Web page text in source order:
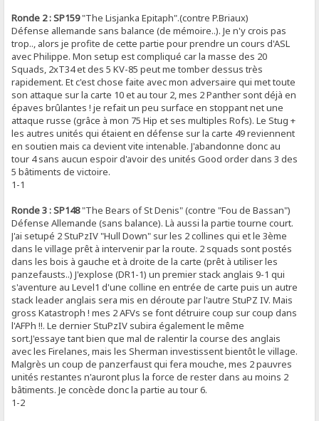
Ronde 2 : SP159"The Lisjanka Epitaph".(contre P.Briaux)
Défense allemande sans balance (de mémoire..). Je n'y crois pas
trop.., alors je profite de cette partie pour prendre un cours d'ASL
avec Philippe. Mon setup est compliqué car la masse des 20
Squads, 2xT34 et des 5 KV-85 peut me tomber dessus très
rapidement. Et c'est chose faite avec mon adversaire qui met toute
son attaque sur la carte 10 et au tour 2, mes 2 Panther sont déjà en
épaves brûlantes ! je refait un peu surface en stoppant net une
attaque russe (grâce à mon 75 Hip et ses multiples Rofs). Le Stug +
les autres unités qui étaient en défense sur la carte 49 reviennent
en soutien mais ca devient vite intenable. J'abandonne donc au
tour 4 sans aucun espoir d'avoir des unités Good order dans 3 des
5 bâtiments de victoire.
1-1
Ronde 3 : SP148"The Bears of St Denis" (contre "Fou de Bassan")
Défense Allemande (sans balance). Là aussi la partie tourne court.
J'ai setupé 2 StuPzIV "Hull Down" sur les 2 collines qui et le 3ème
dans le village prêt à intervenir par la route. 2 squads sont postés
dans les bois à gauche et à droite de la carte (prêt à utiliser les
panzefausts..) J'explose (DR1-1) un premier stack anglais 9-1 qui
s'aventure au Level1 d'une colline en entrée de carte puis un autre
stack leader anglais sera mis en déroute par l'autre StuPZ IV. Mais
gross Katastroph ! mes 2 AFVs se font détruire coup sur coup dans
l'AFPh !!. Le dernier StuPzIV subira également le même
sort.J'essaye tant bien que mal de ralentir la course des anglais
avec les Firelanes, mais les Sherman investissent bientôt le village.
Malgrès un coup de panzerfaust qui fera mouche, mes 2 pauvres
unités restantes n'auront plus la force de rester dans au moins 2
bâtiments. Je concède donc la partie au tour 6.
1-2